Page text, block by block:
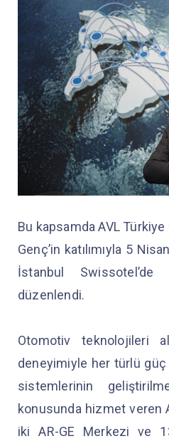
Bu kapsamda AVL
Genç’in katılımıyla 5
İstanbul Swissotel’de
düzenlendi.
Otomotiv teknolojileri
deneyimiyle her türlü
sistemlerinin
konusunda hizmet veren
iki AR-GE Merkezi ve